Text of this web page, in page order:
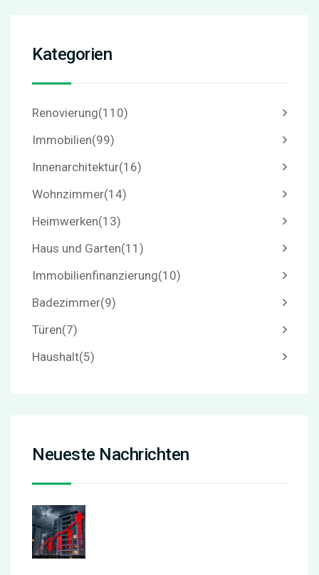
Kategorien
Renovierung(110)
Immobilien(99)
Innenarchitektur(16)
Wohnzimmer(14)
Heimwerken(13)
Haus und Garten(11)
Immobilienfinanzierung(10)
Badezimmer(9)
Türen(7)
Haushalt(5)
Neueste Nachrichten